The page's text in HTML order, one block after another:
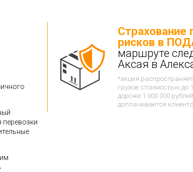
перевозки
Страхование
рисков в
маршруте
Аксая в
*акция
грузов стоимостью до
дороже 1 000 000
доплачивается